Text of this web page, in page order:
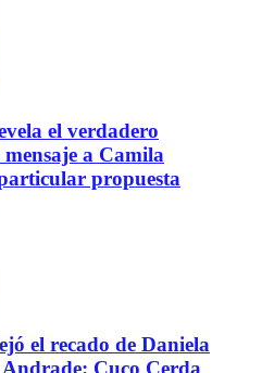
el verdadero
a Camila
propuesta
el recado de Daniela
Cuco Cerda